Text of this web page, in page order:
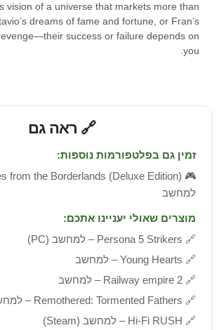
vision of a universe that markets more than
dreams of fame and fortune, or Fran’s
success or failure depends on
you.
🔗 ראה גם
זמין גם בפלטפורמות נוספות:
🎮
למחשב
מוצרים שאולי יעניינו אתכם:
🔗 Persona 5 Strikers – למחשב (PC)
🔗 Young Hearts – למחשב
🔗 Railway empire 2 – למחשב
🔗 Remothered: Tormented Fathers – למחשב
🔗 Hi-Fi RUSH – למחשב (Steam)